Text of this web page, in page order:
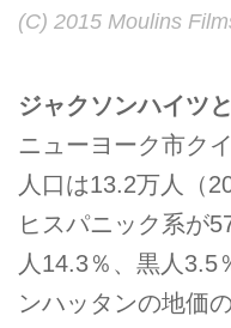
(C) 2015 Moulins
ジャクソンハイツ
ニューヨーク市ク
人口は13.2万人（
ヒスパニック系が
人14.3％、黒人3.5
ンハッタンの地価